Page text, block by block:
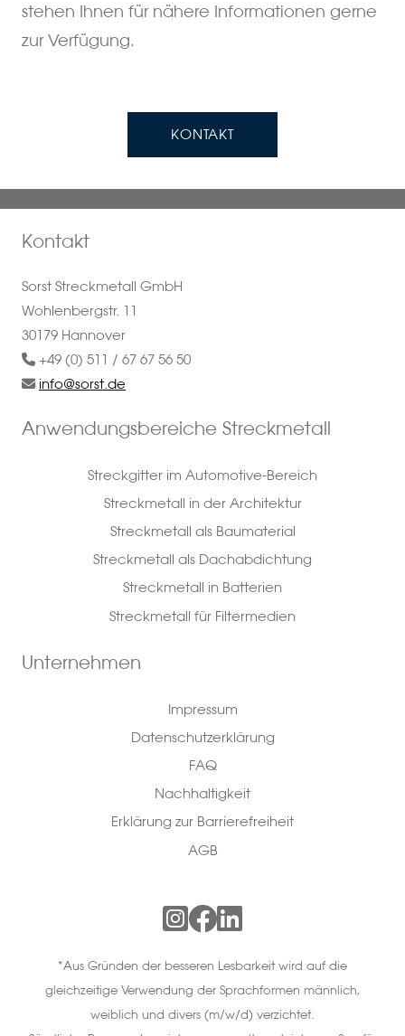
stehen Ihnen für nähere Informationen gerne
zur Verfügung.
KONTAKT
Kontakt
Sorst Streckmetall GmbH
Wohlenbergstr. 11
30179 Hannover
+49 (0) 511 / 67 67 56 50
info@sorst.de
Anwendungsbereiche Streckmetall
Streckgitter im Automotive-Bereich
Streckmetall in der Architektur
Streckmetall als Baumaterial
Streckmetall als Dachabdichtung
Streckmetall in Batterien
Streckmetall für Filtermedien
Unternehmen
Impressum
Datenschutzerklärung
FAQ
Nachhaltigkeit
Erklärung zur Barrierefreiheit
AGB
*Aus Gründen der besseren Lesbarkeit wird auf die
gleichzeitige Verwendung der Sprachformen männlich,
weiblich und divers (m/w/d) verzichtet.